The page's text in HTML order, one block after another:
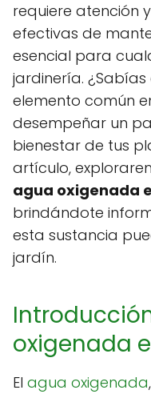
requiere atención
efectivas de
esencial para
jardinería.
elemento común
desempeñar un
bienestar de tus
artículo,
agua oxigenada
brindándote
esta sustancia
jardín.
oxigenada
El agua oxigenada